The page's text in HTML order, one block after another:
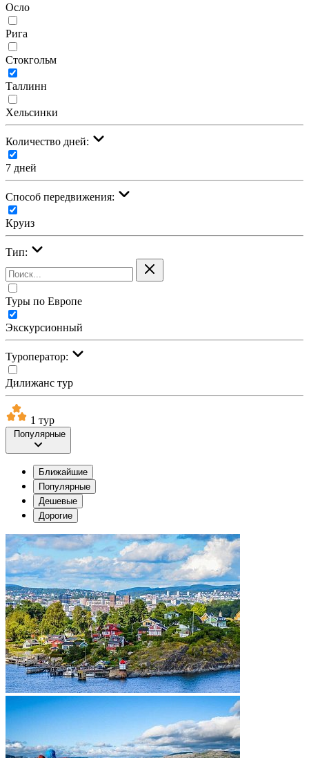
Осло
Рига
Стокгольм
Таллинн
Хельсинки
Количество дней:
7 дней
Cпособ передвижения:
Круиз
Тип:
Туры по Европе
Экскурсионный
Туроператор:
Дилижанс тур
1 тур
Популярные
Ближайшие
Популярные
Дешевые
Дорогие